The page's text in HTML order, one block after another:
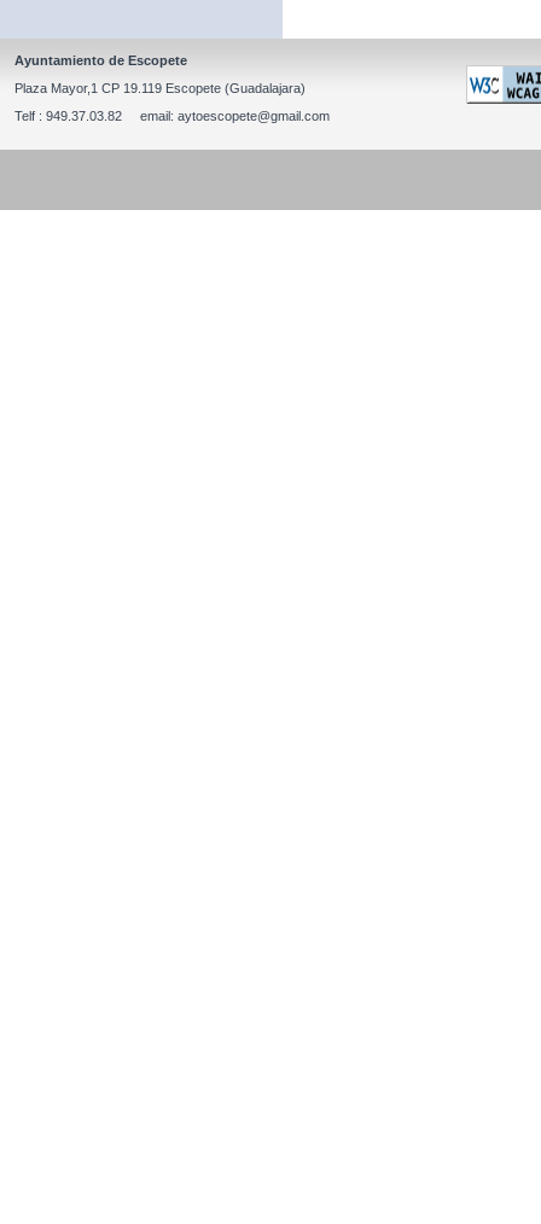
Ayuntamiento de Escopete
Plaza Mayor,1 CP 19.119 Escopete (Guadalajara)
Telf : 949.37.03.82 email: aytoescopete@gmail.com